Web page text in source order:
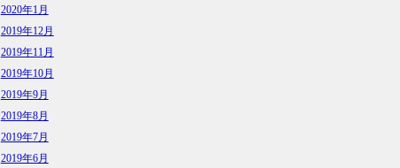
2020年1月
2019年12月
2019年11月
2019年10月
2019年9月
2019年8月
2019年7月
2019年6月